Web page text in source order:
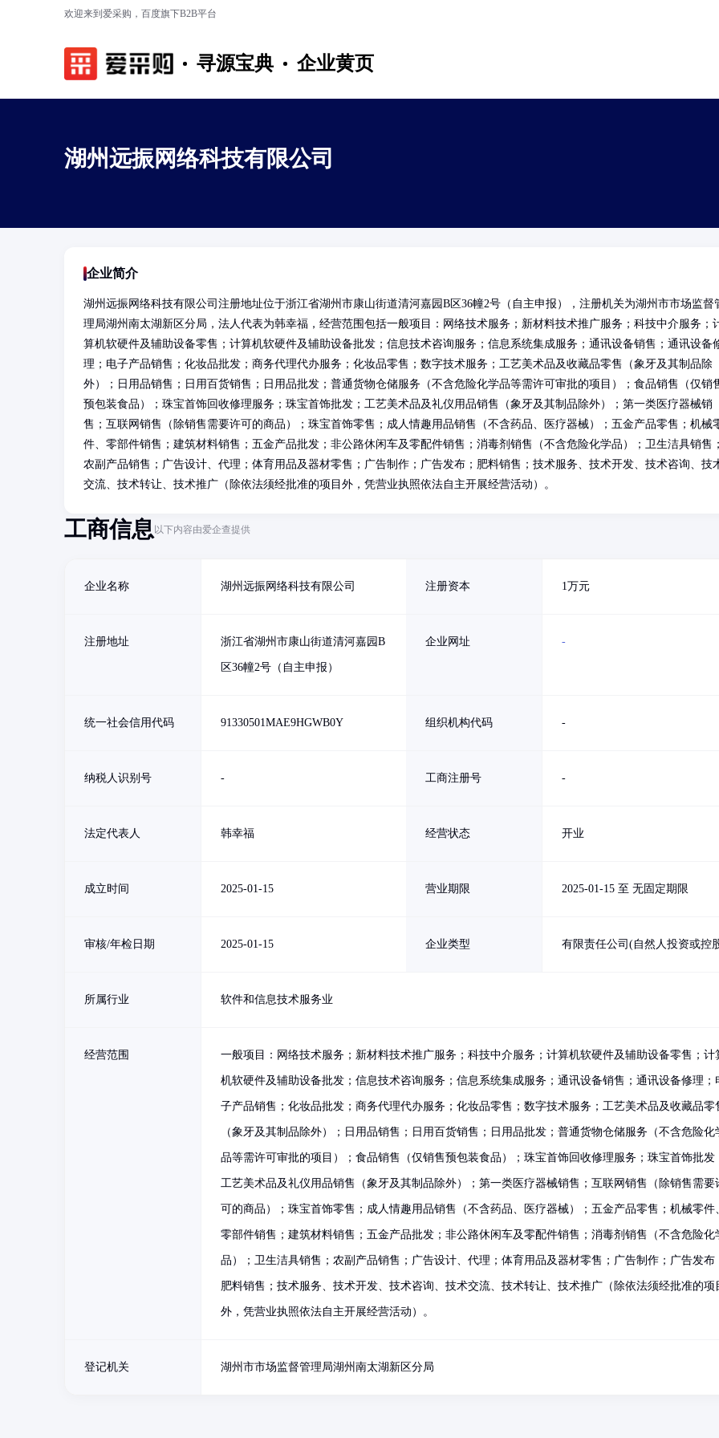
欢迎来到爱采购，百度旗下B2B平台
寻源宝典 企业黄页
湖州远振网络科技有限公司
企业简介
湖州远振网络科技有限公司注册地址位于浙江省湖州市康山街道清河嘉园B区36幢2号（自主申报），注册机关为湖州市市场监督
理局湖州南太湖新区分局，法人代表为韩幸福，经营范围包括一般项目：网络技术服务；新材料技术推广服务；科技中介服务；
算机软硬件及辅助设备零售；计算机软硬件及辅助设备批发；信息技术咨询服务；信息系统集成服务；通讯设备销售；通讯设备
理；电子产品销售；化妆品批发；商务代理代办服务；化妆品零售；数字技术服务；工艺美术品及收藏品零售（象牙及其制品除
外）；日用品销售；日用百货销售；日用品批发；普通货物仓储服务（不含危险化学品等需许可审批的项目）；食品销售（仅销
预包装食品）；珠宝首饰回收修理服务；珠宝首饰批发；工艺美术品及礼仪用品销售（象牙及其制品除外）；第一类医疗器械销
售；互联网销售（除销售需要许可的商品）；珠宝首饰零售；成人情趣用品销售（不含药品、医疗器械）；五金产品零售；机械
件、零部件销售；建筑材料销售；五金产品批发；非公路休闲车及零配件销售；消毒剂销售（不含危险化学品）；卫生洁具销售
农副产品销售；广告设计、代理；体育用品及器材零售；广告制作；广告发布；肥料销售；技术服务、技术开发、技术咨询、技
交流、技术转让、技术推广（除依法须经批准的项目外，凭营业执照依法自主开展经营活动）。
工商信息以下内容由爱企查提供
企业名称 湖州远振网络科技有限公司 注册资本 1万元
注册地址 浙江省湖州市康山街道清河嘉园B
区36幢2号（自主申报）
企业网址 -
统一社会信用代码 91330501MAE9HGWB0Y 组织机构代码 -
纳税人识别号 - 工商注册号 -
法定代表人 韩幸福 经营状态 开业
成立时间 2025-01-15 营业期限 2025-01-15 至 无固定期限
审核/年检日期 2025-01-15 企业类型 有限责任公司(自然人投资或控
所属行业 软件和信息技术服务业
经营范围 一般项目：网络技术服务；新材料技术推广服务；科技中介服务；计算机软硬件及辅助设备零售；计
机软硬件及辅助设备批发；信息技术咨询服务；信息系统集成服务；通讯设备销售；通讯设备修理；
子产品销售；化妆品批发；商务代理代办服务；化妆品零售；数字技术服务；工艺美术品及收藏品零
（象牙及其制品除外）；日用品销售；日用百货销售；日用品批发；普通货物仓储服务（不含危险化
品等需许可审批的项目）；食品销售（仅销售预包装食品）；珠宝首饰回收修理服务；珠宝首饰批发
工艺美术品及礼仪用品销售（象牙及其制品除外）；第一类医疗器械销售；互联网销售（除销售需要
可的商品）；珠宝首饰零售；成人情趣用品销售（不含药品、医疗器械）；五金产品零售；机械零件
零部件销售；建筑材料销售；五金产品批发；非公路休闲车及零配件销售；消毒剂销售（不含危险化
品）；卫生洁具销售；农副产品销售；广告设计、代理；体育用品及器材零售；广告制作；广告发布
肥料销售；技术服务、技术开发、技术咨询、技术交流、技术转让、技术推广（除依法须经批准的项
外，凭营业执照依法自主开展经营活动）。
登记机关 湖州市市场监督管理局湖州南太湖新区分局